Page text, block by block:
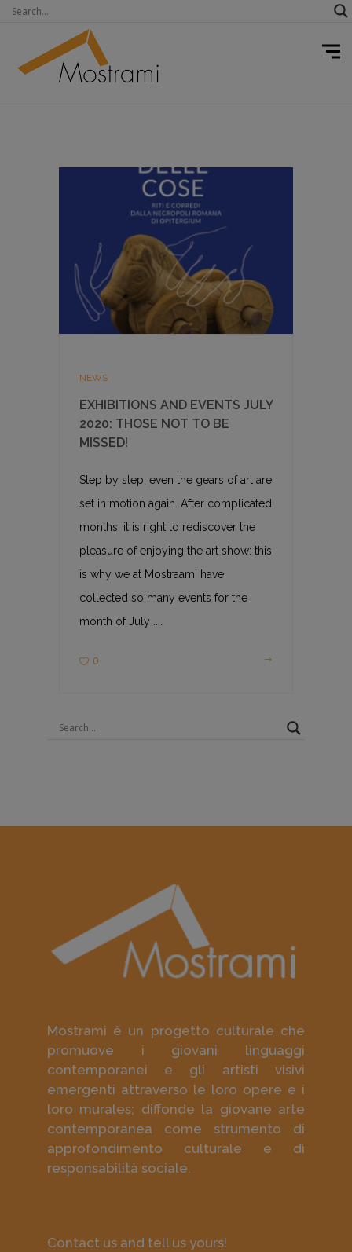
NEWS
EXHIBITIONS AND EVENTS JULY
2020: THOSE NOT TO BE
MISSED!
Step by step, even the gears of art are
set in motion again. After complicated
months, it is right to rediscover the
pleasure of enjoying the art show: this
is why we at Mostraami have
collected so many events for the
month of July ....
0
Mostrami è un progetto culturale che
promuove i giovani linguaggi
contemporanei e gli artisti visivi
emergenti attraverso le loro opere e i
loro murales; diffonde la giovane arte
contemporanea come strumento di
approfondimento culturale e di
responsabilità sociale.
Contact us and tell us yours!